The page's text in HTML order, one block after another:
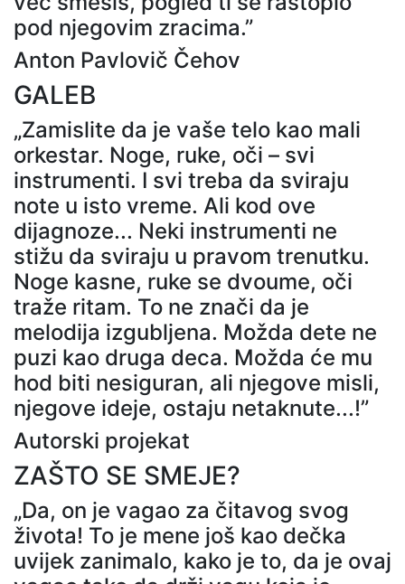
pod njegovim zracima.”
Anton Pavlovič Čehov
GALEB
„Zamislite da je vaše telo kao mali
orkestar. Noge, ruke, oči – svi
instrumenti. I svi treba da sviraju
note u isto vreme. Ali kod ove
dijagnoze... Neki instrumenti ne
stižu da sviraju u pravom trenutku.
Noge kasne, ruke se dvoume, oči
traže ritam. To ne znači da je
melodija izgubljena. Možda dete ne
puzi kao druga deca. Možda će mu
hod biti nesiguran, ali njegove misli,
njegove ideje, ostaju netaknute...!”
Autorski projekat
ZAŠTO SE SMEJE?
„Da, on je vagao za čitavog svog
života! To je mene još kao dečka
uvijek zanimalo, kako je to, da je ovaj